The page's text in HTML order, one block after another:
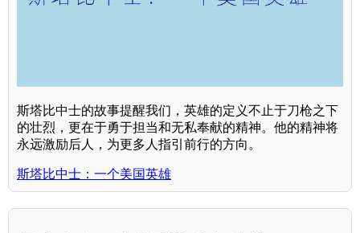
斯塔比中士的故事提醒我们，英雄的定义不止于刀枪之下
的壮烈，更在于勇于担当和无私奉献的精神。他的精神将
永远激励后人，为更多人指引前行的方向。
斯塔比中士：一个美国英雄